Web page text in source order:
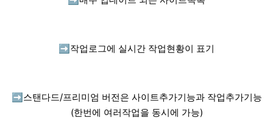
➡️ 작업로그에 실시간 작업현황이 표기
➡️ 스탠다드/프리미엄 버전은 사이트추가기능과 작업추가기능
(한번에 여러작업을 동시에 가능)